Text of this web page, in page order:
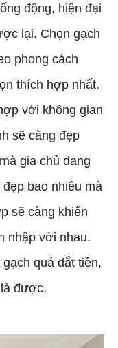
động, hiện đại
lại. Chọn gạch
phong cách
thích hợp nhất.
với không gian
sẽ càng đẹp
gia chủ đang
bao nhiêu mà
sẽ càng khiến
nhập với nhau.
quá đắt tiền,
được.